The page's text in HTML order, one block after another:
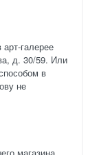
галерее
д. 30/59. Или
в
не
магазина.